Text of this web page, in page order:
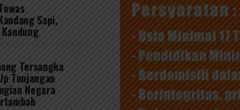
Sapi,
Tersangka
Tunjangan
Negara